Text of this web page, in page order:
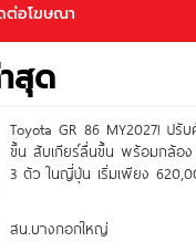
ต่อโฆษณา
สุด
Toyota GR 86 MY2027! ปรับ
ขึ้น สับเกียร์ลื่นขึ้น พร้อมกล้อง
3 ตัว ในญี่ปุ่น เริ่มเพียง
สน.บางกอกใหญ่